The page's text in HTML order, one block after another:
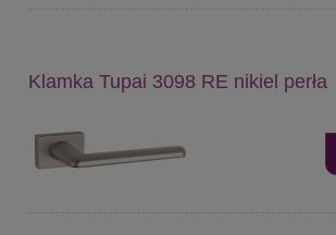
Klamka Tupai 3098 RE nikiel perła